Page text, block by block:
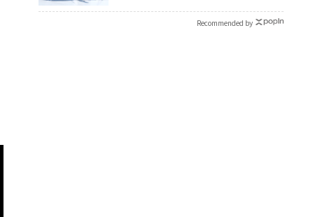
Recommended by